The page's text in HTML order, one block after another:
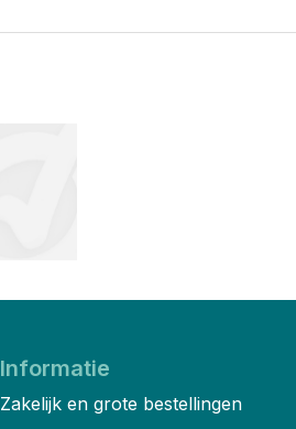
Informatie
Zakelijk en grote bestellingen